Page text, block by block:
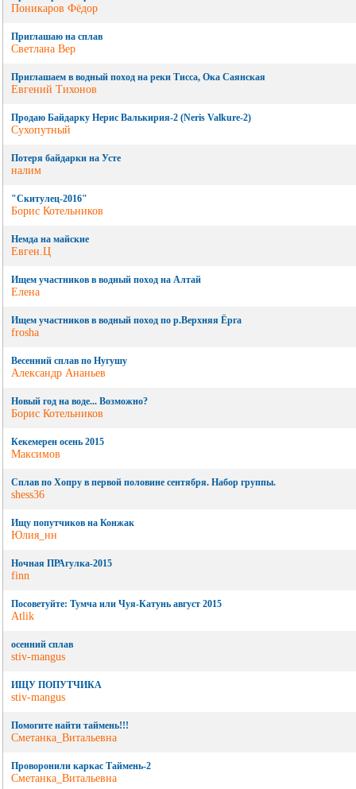
Поникаров Фёдор
Приглашаю на сплав
Светлана Вер
Приглашаем в водный поход на реки Тисса, Ока Саянская
Евгений Тихонов
Продаю Байдарку Нерис Валькирия-2 (Neris Valkure-2)
Сухопутный
Потеря байдарки на Усте
налим
"Скитулец-2016"
Борис Котельников
Немда на майские
Евген.Ц
Ищем участников в водный поход на Алтай
Елена
Ищем участников в водный поход по р.Верхняя Ёрга
frosha
Весенний сплав по Нугушу
Александр Ананьев
Новый год на воде... Возможно?
Борис Котельников
Кекемерен осень 2015
Максимов
Сплав по Хопру в первой половине сентября. Набор группы.
shess36
Ищу попутчиков на Конжак
Юлия_нн
Ночная ПРАгулка-2015
finn
Посоветуйте: Тумча или Чуя-Катунь август 2015
Atlik
осенний сплав
stiv-mangus
ИЩУ ПОПУТЧИКА
stiv-mangus
Помогите найти таймень!!!
Сметанка_Витальевна
Проворонили каркас Таймень-2
Сметанка_Витальевна